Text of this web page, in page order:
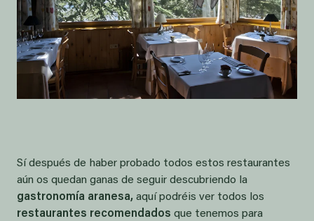
Sí después de haber probado todos estos restaurantes
aún os quedan ganas de seguir descubriendo la
gastronomía aranesa, aquí podréis ver todos los
restaurantes recomendados que tenemos para